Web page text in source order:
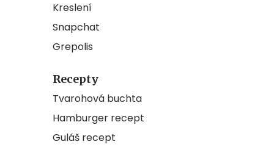
Kreslení
Snapchat
Grepolis
Recepty
Tvarohová buchta
Hamburger recept
Guláš recept